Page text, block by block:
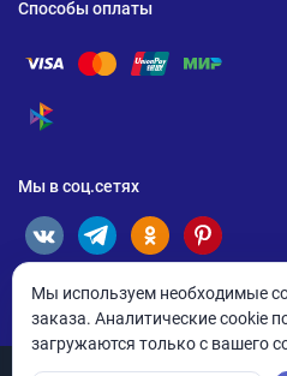
Способы оплаты
Помощь по оплате Visa
Помощь по оплате
Помощь поПомощь по
Помощь по оплате СБП
Мы в соц.сетях
Мы используем необходимые
заказа. Аналитические cookie
загружаются только с вашего